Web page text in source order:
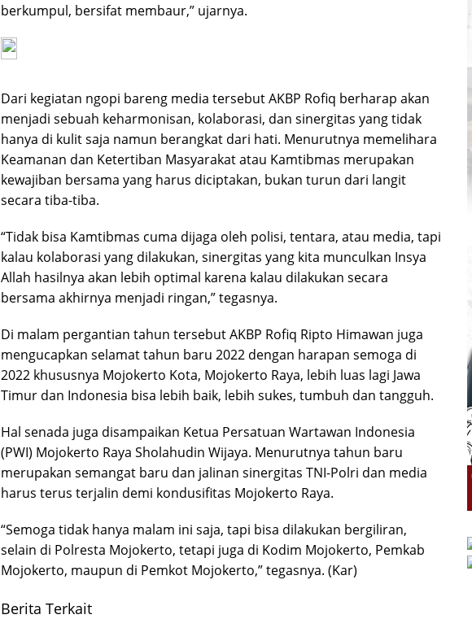
berkumpul, bersifat membaur,” ujarnya.
Dari kegiatan ngopi bareng media tersebut AKBP Rofiq berharap akan
menjadi sebuah keharmonisan, kolaborasi, dan sinergitas yang tidak
hanya di kulit saja namun berangkat dari hati. Menurutnya memelihara
Keamanan dan Ketertiban Masyarakat atau Kamtibmas merupakan
kewajiban bersama yang harus diciptakan, bukan turun dari langit
secara tiba-tiba.
“Tidak bisa Kamtibmas cuma dijaga oleh polisi, tentara, atau media, tapi
kalau kolaborasi yang dilakukan, sinergitas yang kita munculkan Insya
Allah hasilnya akan lebih optimal karena kalau dilakukan secara
bersama akhirnya menjadi ringan,” tegasnya.
Di malam pergantian tahun tersebut AKBP Rofiq Ripto Himawan juga
mengucapkan selamat tahun baru 2022 dengan harapan semoga di
2022 khususnya Mojokerto Kota, Mojokerto Raya, lebih luas lagi Jawa
Timur dan Indonesia bisa lebih baik, lebih sukes, tumbuh dan tangguh.
Hal senada juga disampaikan Ketua Persatuan Wartawan Indonesia
(PWI) Mojokerto Raya Sholahudin Wijaya. Menurutnya tahun baru
merupakan semangat baru dan jalinan sinergitas TNI-Polri dan media
harus terus terjalin demi kondusifitas Mojokerto Raya.
“Semoga tidak hanya malam ini saja, tapi bisa dilakukan bergiliran,
selain di Polresta Mojokerto, tetapi juga di Kodim Mojokerto, Pemkab
Mojokerto, maupun di Pemkot Mojokerto,” tegasnya. (Kar)
Berita Terkait